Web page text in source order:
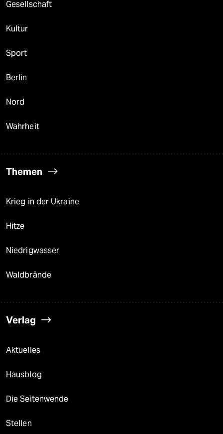
Gesellschaft
Kultur
Sport
Berlin
Nord
Wahrheit
Themen
Krieg in der Ukraine
Hitze
Niedrigwasser
Waldbrände
Verlag
Aktuelles
Hausblog
Die Seitenwende
Stellen